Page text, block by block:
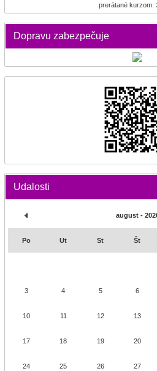
prerátané kurzom:
Dopravu zabezpečuje
Udalosti
august -
Po Ut St Št
3 4 5 6
10 11 12 13
17 18 19 20
24 25 26 27